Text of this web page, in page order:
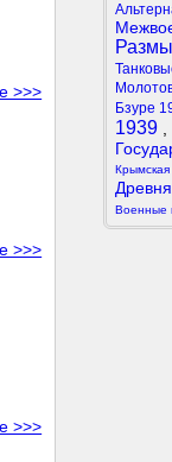
>>>
>>>
>>>
Бзуре
1939
Крымская
Военные